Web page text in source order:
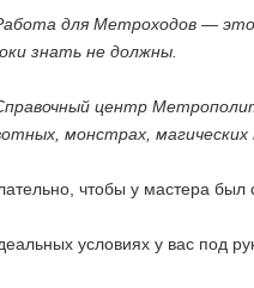
для Метроходов — это
знать не должны.
центр
монстрах,
чтобы у мастера был
условиях у вас под